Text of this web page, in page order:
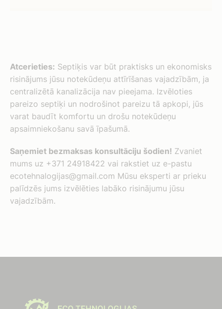
Atcerieties: Septiķis var būt praktisks un ekonomisks
risinājums jūsu notekūdeņu attīrīšanas vajadzībām, ja
centralizētā kanalizācija nav pieejama. Izvēloties
pareizo septiķi un nodrošinot pareizu tā apkopi, jūs
varat baudīt komfortu un drošu notekūdeņu
apsaimniekošanu savā īpašumā.
Saņemiet bezmaksas konsultāciju šodien! Zvaniet
mums uz +371 24918422 vai rakstiet uz e-pastu
ecotehnalogijas@gmail.com Mūsu eksperti ar prieku
palīdzēs jums izvēlēties labāko risinājumu jūsu
vajadzībām.